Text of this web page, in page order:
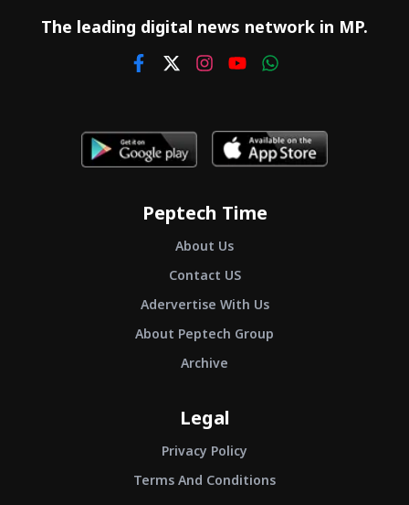
The leading digital news network in MP.
Peptech Time
About Us
Contact US
Adervertise With Us
About Peptech Group
Archive
Legal
Privacy Policy
Terms And Conditions